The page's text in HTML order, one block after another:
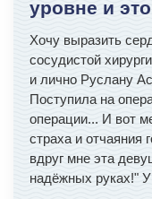
уровне и
Хочу выразить
сосудистой
и лично Руслану
Поступила на
операции... И вот
страха и отчаяния
вдруг мне эта
надёжных руках!"